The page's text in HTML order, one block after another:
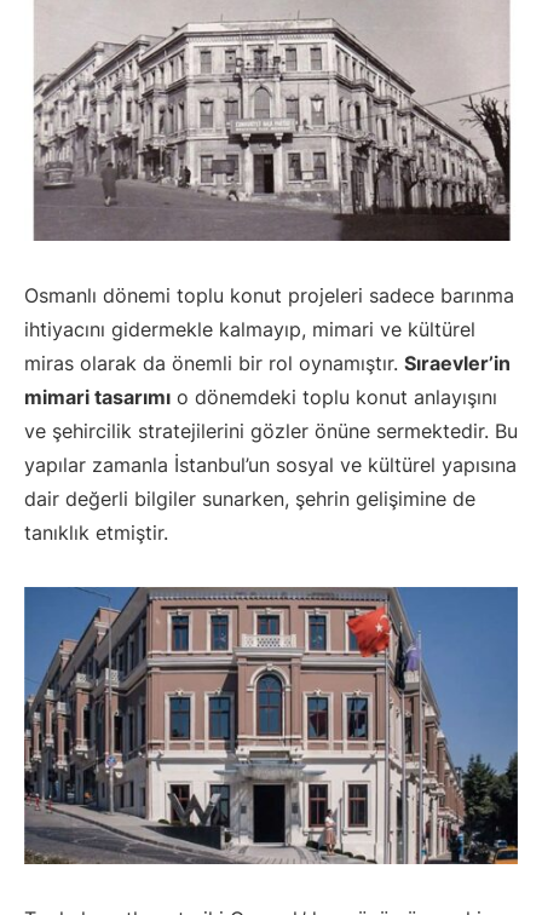
Osmanlı dönemi toplu konut projeleri sadece barınma
ihtiyacını gidermekle kalmayıp, mimari ve kültürel
miras olarak da önemli bir rol oynamıştır. Sıraevler’in
mimari tasarımı o dönemdeki toplu konut anlayışını
ve şehircilik stratejilerini gözler önüne sermektedir. Bu
yapılar zamanla İstanbul’un sosyal ve kültürel yapısına
dair değerli bilgiler sunarken, şehrin gelişimine de
tanıklık etmiştir.